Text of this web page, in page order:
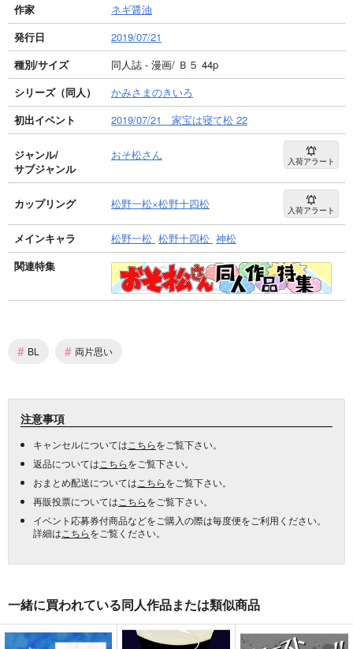
作家
ネギ醤油
発行日
2019/07/21
種別/サイズ
同人誌 - 漫画/ Ｂ５ 44p
シリーズ（同人）
かみさまのきいろ
初出イベント
2019/07/21 家宝は寝て松 22
ジャンル/
サブジャンル
おそ松さん 入荷アラート
カップリング 松野一松×松野十四松 入荷アラート
メインキャラ 松野一松 松野十四松 神松
関連特集
# BL # 両片思い
注意事項
キャンセルについては こちらをご覧下さい。
返品については こちらをご覧下さい。
おまとめ配送については こちらをご覧下さい。
再販投票については こちらをご覧下さい。
イベント応募券付商品などをご購入の際は毎度便をご利用ください。
詳細は こちらをご覧ください。
一緒に買われている同人作品または類似商品